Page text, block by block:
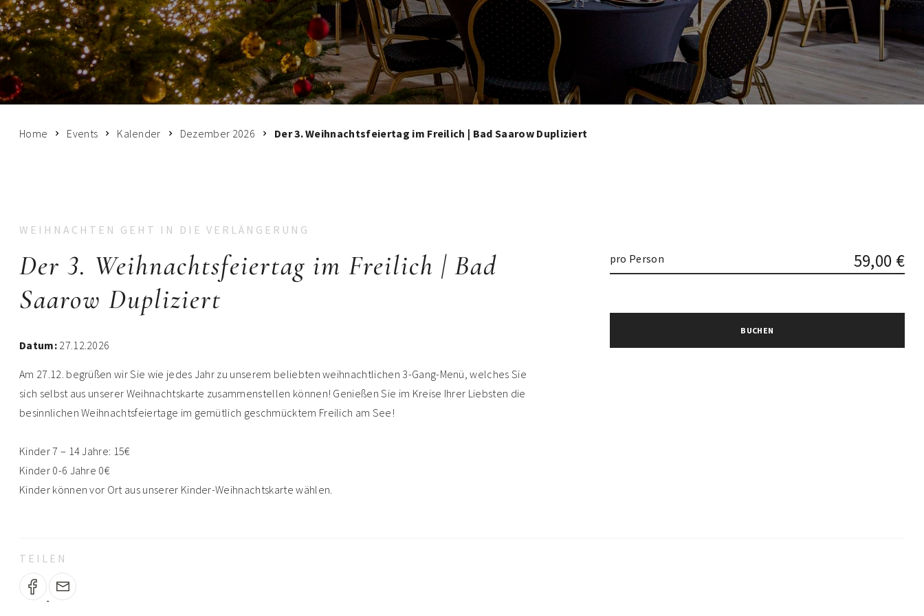
Home Events Kalender Dezember 2026 Der 3. Weihnachtsfeiertag im Freilich | Bad Saarow Dupliziert
WEIHNACHTEN GEHT IN DIE VERLÄNGERUNG
Der 3. Weihnachtsfeiertag im Freilich | Bad
Saarow Dupliziert
Datum: 27.12.2026
Am 27.12. begrüßen wir Sie wie jedes Jahr zu unserem beliebten weihnachtlichen 3-Gang-Menü, welches Sie
sich selbst aus unserer Weihnachtskarte zusammenstellen können! Genießen Sie im Kreise Ihrer Liebsten die
besinnlichen Weihnachtsfeiertage im gemütlich geschmücktem Freilich am See!
Kinder 7 – 14 Jahre: 15€
Kinder 0-6 Jahre 0€
Kinder können vor Ort aus unserer Kinder-Weihnachtskarte wählen.
pro Person 59,00 €
BUCHEN
TEILEN